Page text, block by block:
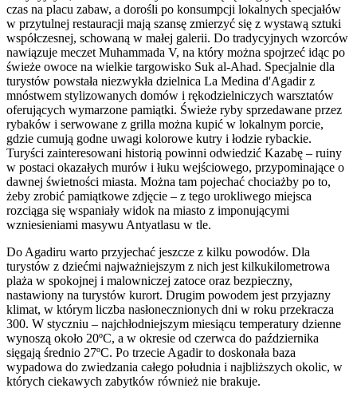
czas na placu zabaw, a dorośli po konsumpcji lokalnych specjałów
w przytulnej restauracji mają szansę zmierzyć się z wystawą sztuki
współczesnej, schowaną w małej galerii. Do tradycyjnych wzorców
nawiązuje meczet Muhammada V, na który można spojrzeć idąc po
świeże owoce na wielkie targowisko Suk al-Ahad. Specjalnie dla
turystów powstała niezwykła dzielnica La Medina d'Agadir z
mnóstwem stylizowanych domów i rękodzielniczych warsztatów
oferujących wymarzone pamiątki. Świeże ryby sprzedawane przez
rybaków i serwowane z grilla można kupić w lokalnym porcie,
gdzie cumują godne uwagi kolorowe kutry i łodzie rybackie.
Turyści zainteresowani historią powinni odwiedzić Kazabę – ruiny
w postaci okazałych murów i łuku wejściowego, przypominające o
dawnej świetności miasta. Można tam pojechać chociażby po to,
żeby zrobić pamiątkowe zdjęcie – z tego urokliwego miejsca
rozciąga się wspaniały widok na miasto z imponującymi
wzniesieniami masywu Antyatlasu w tle.
Do Agadiru warto przyjechać jeszcze z kilku powodów. Dla
turystów z dziećmi najważniejszym z nich jest kilkukilometrowa
plaża w spokojnej i malowniczej zatoce oraz bezpieczny,
nastawiony na turystów kurort. Drugim powodem jest przyjazny
klimat, w którym liczba nasłonecznionych dni w roku przekracza
300. W styczniu – najchłodniejszym miesiącu temperatury dzienne
wynoszą około 20ºC, a w okresie od czerwca do października
sięgają średnio 27ºC. Po trzecie Agadir to doskonała baza
wypadowa do zwiedzania całego południa i najbliższych okolic, w
których ciekawych zabytków również nie brakuje.